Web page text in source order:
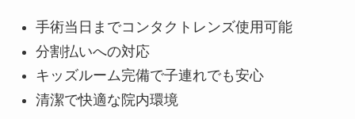
手術当日までコンタクトレンズ使用可能
分割払いへの対応
キッズルーム完備で子連れでも安心
清潔で快適な院内環境